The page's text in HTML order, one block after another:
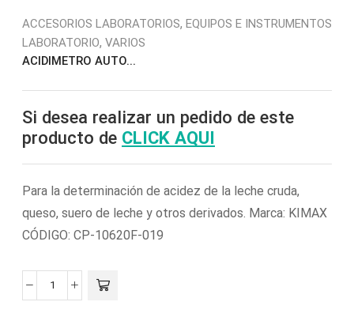
ACCESORIOS LABORATORIOS, EQUIPOS E INSTRUMENTOS
LABORATORIO, VARIOS
ACIDIMETRO AUTO...
Si desea realizar un pedido de este
producto de CLICK AQUI
Para la determinación de acidez de la leche cruda,
queso, suero de leche y otros derivados. Marca: KIMAX
CÓDIGO: CP-10620F-019